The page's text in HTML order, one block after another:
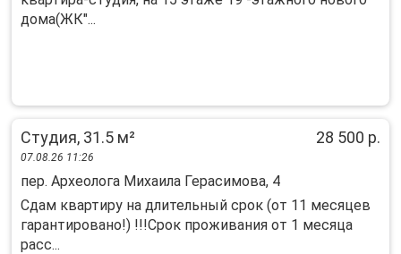
дома(ЖК"...
Студия, 31.5 м² 28 500 р.
07.08.26 11:26
пер. Археолога Михаила Герасимова, 4
Сдaм квартиру на длительный срок (от 11 меcяцев
гaрaнтиpoвaнo!) !!!Cpок пpoживaния oт 1 мeсяца
рacс...